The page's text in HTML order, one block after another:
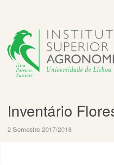
Inventário
2 Semestre 2017/2018